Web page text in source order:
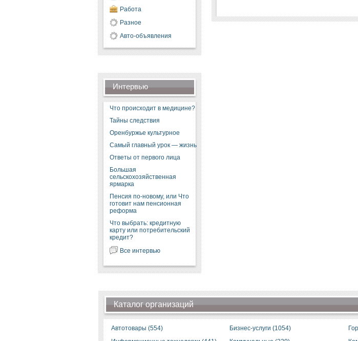
Работа
Разное
Авто-объявления
Интервью
Что происходит в медицине?
Тайны следствия
Оренбуржье культурное
Самый главный урок — жизнь
Ответы от первого лица
Большая
сельскохозяйственная
ярмарка
Пенсия по-новому, или Что
готовит нам пенсионная
реформа
Что выбрать: кредитную
карту или потребительский
кредит?
Все интервью
Каталог организаций
Автотовары (554) Бизнес-услуги (1054)